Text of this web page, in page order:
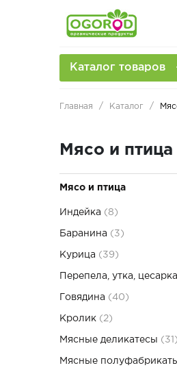
Каталог товаров
Главная Каталог
Мясо и птица
Мясо и птица
Индейка (8)
Баранина (3)
Курица (39)
Перепела, утка, цесарка
Говядина (40)
Кролик (2)
Мясные деликатесы (31)
Мясные